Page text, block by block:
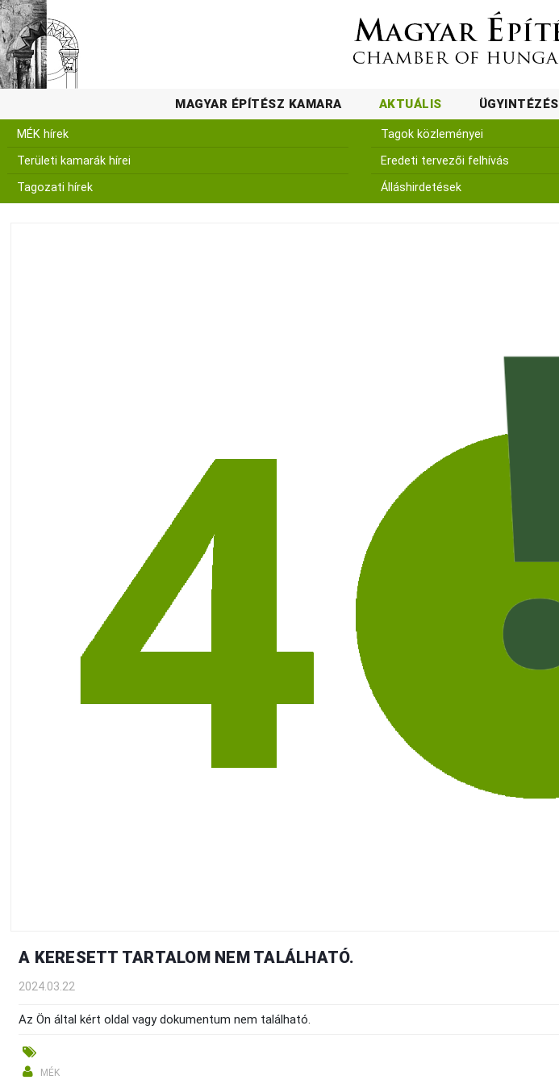
MAGYAR ÉPÍTÉSZ KAMARA AKTUÁLIS ÜGYINTÉZÉS
MÉK hírek
Területi kamarák hírei
Tagozati hírek
Tagok közleményei
Eredeti tervezői felhívás
Álláshirdetések
A KERESETT TARTALOM NEM TALÁLHATÓ.
2024.03.22
Az Ön által kért oldal vagy dokumentum nem található.
MÉK